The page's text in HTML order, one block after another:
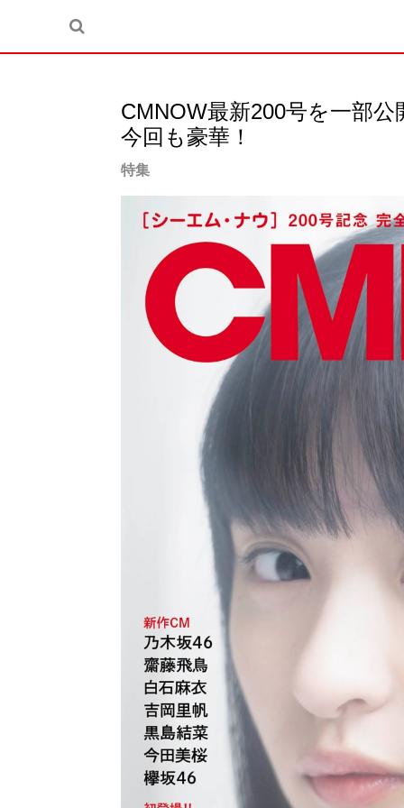
CMNOW最新200号を一部
今回も豪華！
特集